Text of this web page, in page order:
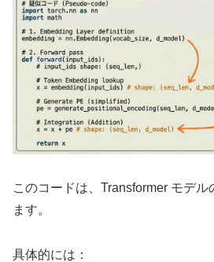
このコードは、Transformer モデル
ます。
具体的には：